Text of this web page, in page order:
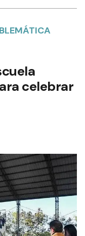
celebrar